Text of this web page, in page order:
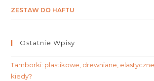
ZESTAW DO HAFTU
Ostatnie Wpisy
Tamborki: plastikowe, drewniane,
kiedy?